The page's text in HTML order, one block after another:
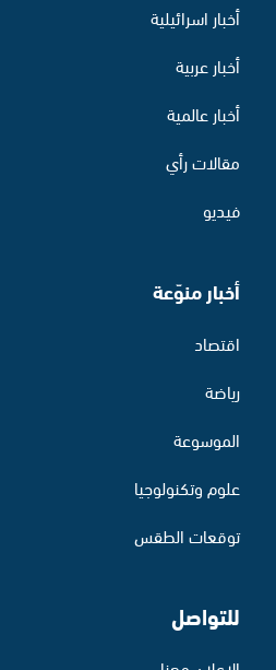
أخبار اسرائيلية
أخبار عربية
أخبار عالمية
مقالات رأي
فيديو
أخبار منوّعة
اقتصاد
رياضة
الموسوعة
علوم وتكنولوجيا
توقعات الطقس
للتواصل